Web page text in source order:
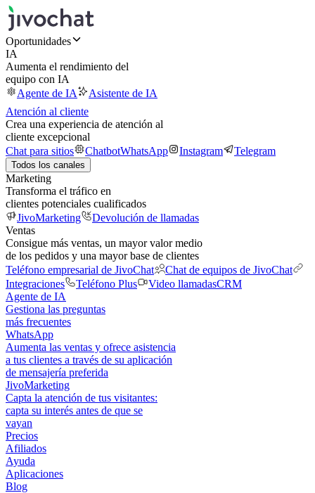
Oportunidades
IA
Aumenta el rendimiento del
equipo con IA
Agente de IA
Asistente de IA
Atención al cliente
Crea una experiencia de atención al
cliente excepcional
Chat para sitios
ChatbotWhatsApp Instagram Telegram
Todos los canales
Marketing
Transforma el tráfico en
clientes potenciales cualificados
JivoMarketing
Devolución de llamadas
Ventas
Consigue más ventas, un mayor valor medio
de los pedidos y una mayor base de clientes
Teléfono empresarial de JivoChat
Chat de equipos de JivoChat
Integraciones
Teléfono Plus Video llamadasCRM
Agente de IA
Gestiona las preguntas
más frecuentes
WhatsApp
Aumenta las ventas y ofrece asistencia
a tus clientes a través de su aplicación
de mensajería preferida
JivoMarketing
Capta la atención de tus visitantes:
capta su interés antes de que se
vayan
Precios
Afiliados
Ayuda
Aplicaciones
Blog